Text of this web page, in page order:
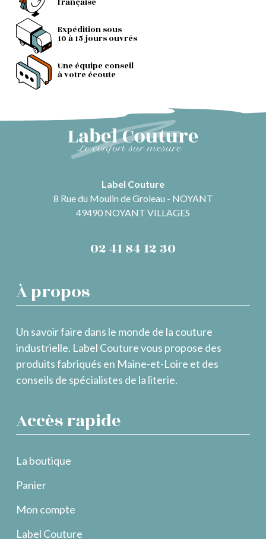
française
Expédition sous
10 à 15 jours ouvrés
Une équipe conseil
à votre écoute
Label Couture
8 Rue du Moulin de Groleau - NOYANT
49490 NOYANT VILLAGES
02 41 84 12 30
À propos
Un savoir faire dans le monde de la couture
industrielle. Label Couture vous propose des
produits fabriqués en Maine-et-Loire et des
conseils de spécialistes de la literie.
Accès rapide
La boutique
Panier
Mon compte
Label Couture